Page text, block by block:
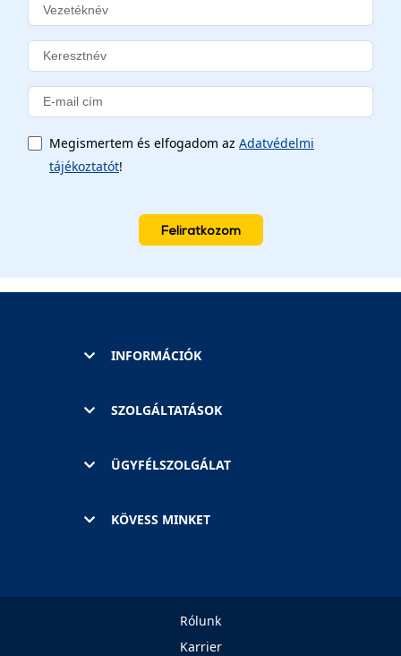
Megismertem és elfogadom az Adatvédelmi
tájékoztatót!
Feliratkozom
INFORMÁCIÓK
SZOLGÁLTATÁSOK
ÜGYFÉLSZOLGÁLAT
KÖVESS MINKET
Rólunk
Karrier